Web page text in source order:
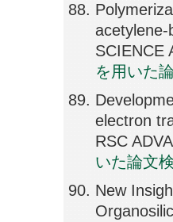
acetylene-
SCIENCE
を用いた
electron
RSC
いた論文
New